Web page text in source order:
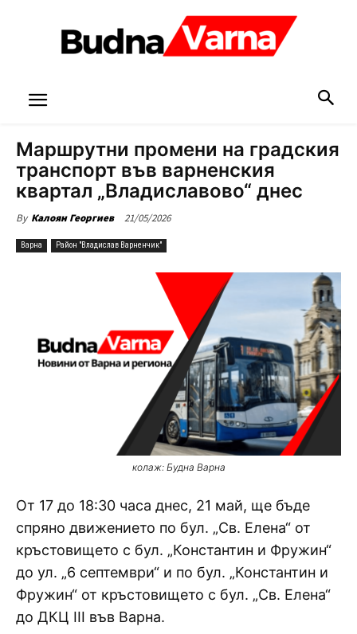
Маршрутни промени на градския
транспорт във варненския
квартал „Владиславово“ днес
By Калоян Георгиев 21/05/2026
Варна Район "Владислав Варненчик"
колаж: Будна Варна
От 17 до 18:30 часа днес, 21 май, ще бъде
спряно движението по бул. „Св. Елена“ от
кръстовището с бул. „Константин и Фружин“
до ул. „6 септември“ и по бул. „Константин и
Фружин“ от кръстовището с бул. „Св. Елена“
до ДКЦ III във Варна.